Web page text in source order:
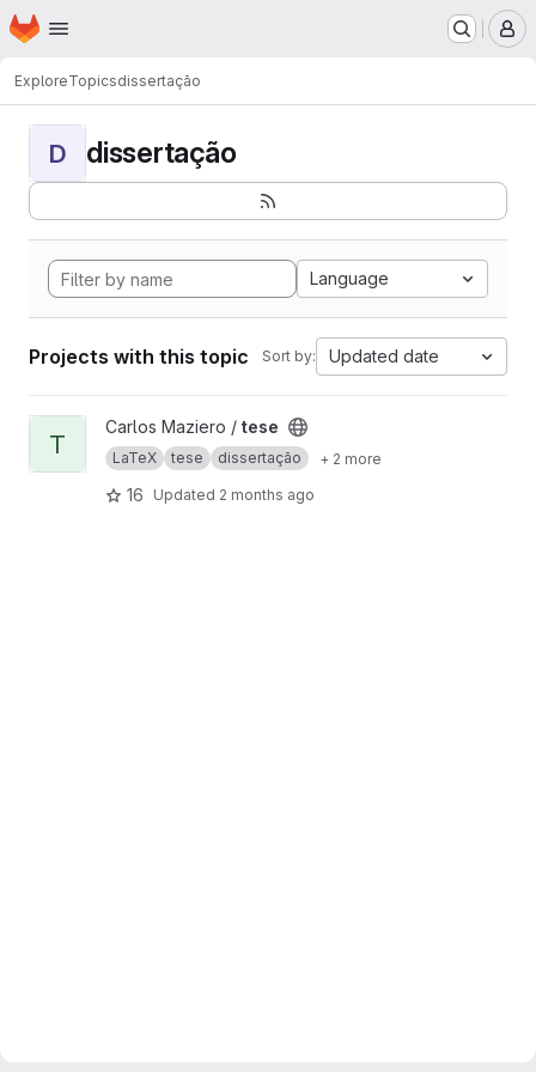
Skip to main content
Homepage
ExploreTopicsdissertação
D dissertação
Language
Projects with this topic Sort by: Updated date
View tese project
T
Carlos Maziero / tese
LaTeX tese dissertação + 2 more
16 Updated 2 months ago